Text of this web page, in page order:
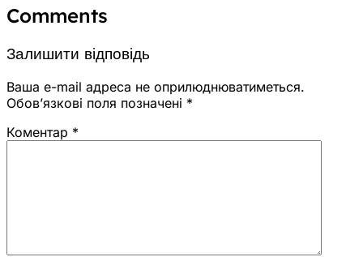
Comments
Залишити відповідь
Ваша e-mail адреса не оприлюднюватиметься.
Обов’язкові поля позначені *
Коментар *